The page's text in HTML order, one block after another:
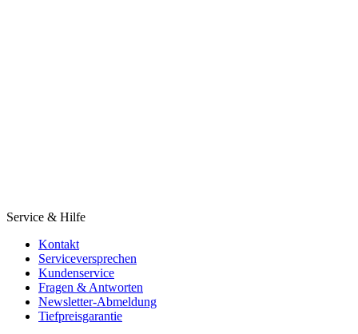
Service & Hilfe
Kontakt
Serviceversprechen
Kundenservice
Fragen & Antworten
Newsletter-Abmeldung
Tiefpreisgarantie